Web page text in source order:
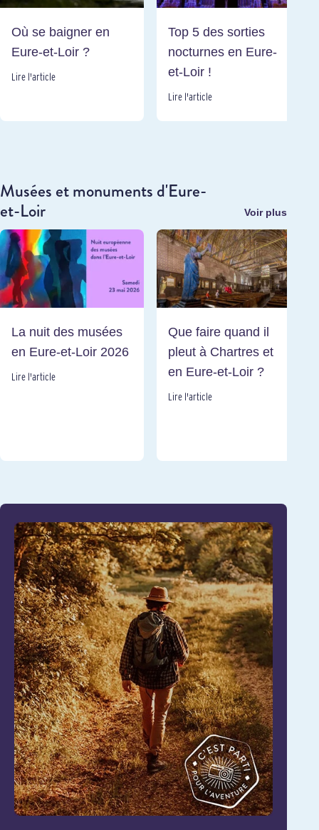
Où se baigner en
Eure-et-Loir ?
Lire l'article
Top 5 des sorties
nocturnes en Eure-
et-Loir !
Lire l'article
Musées et monuments d'Eure-
et-Loir
Voir plus
La nuit des musées
en Eure-et-Loir 2026
Lire l'article
Que faire quand il
pleut à Chartres et
en Eure-et-Loir ?
Lire l'article